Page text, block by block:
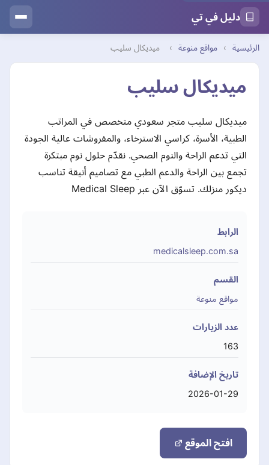
دليل في تي
الرئيسية › مواقع منوعة › ميديكال سليب
ميديكال سليب
ميديكال سليب متجر سعودي متخصص في المراتب
الطبية، الأسرة، كراسي الاسترخاء، والمفروشات عالية الجودة
التي تدعم الراحة والنوم الصحي. نقدّم حلول نوم مبتكرة
تجمع بين الراحة والدعم الطبي مع تصاميم أنيقة تناسب
ديكور منزلك. تسوّق الآن عبر Medical Sleep
الرابط
medicalsleep.com.sa
القسم
مواقع منوعة
عدد الزيارات
163
تاريخ الإضافة
2026-01-29
افتح الموقع